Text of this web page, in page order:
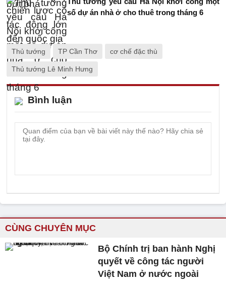
số dự án nhà ở cho thuê trong tháng 6
Thủ tướng TP Cần Thơ cơ chế đặc thù
Thủ tướng Lê Minh Hưng
Bình luận
CÙNG CHUYÊN MỤC
Bộ Chính trị ban hành Nghị
quyết về công tác người
Việt Nam ở nước ngoài